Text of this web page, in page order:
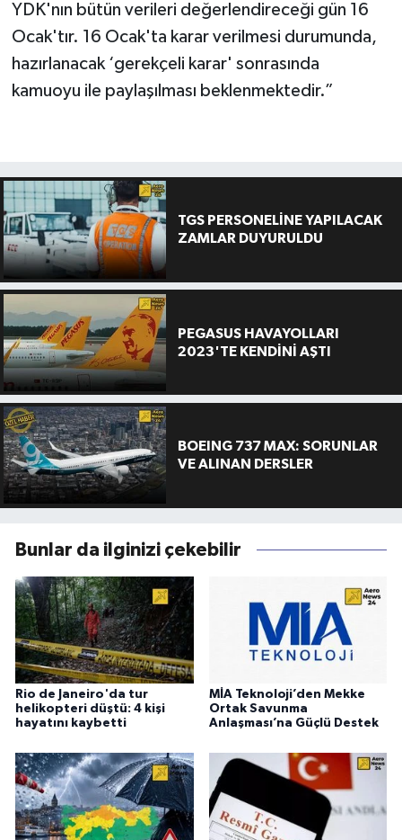
YDK'nın bütün verileri değerlendireceği gün 16
Ocak'tır. 16 Ocak'ta karar verilmesi durumunda,
hazırlanacak ‘gerekçeli karar' sonrasında
kamuoyu ile paylaşılması beklenmektedir.”
TGS PERSONELİNE YAPILACAK
ZAMLAR DUYURULDU
PEGASUS HAVAYOLLARI
2023'TE KENDİNİ AŞTI
BOEING 737 MAX: SORUNLAR
VE ALINAN DERSLER
Bunlar da ilginizi çekebilir
Rio de Janeiro'da tur
helikopteri düştü: 4 kişi
hayatını kaybetti
MİA Teknoloji’den Mekke
Ortak Savunma
Anlaşması’na Güçlü Destek